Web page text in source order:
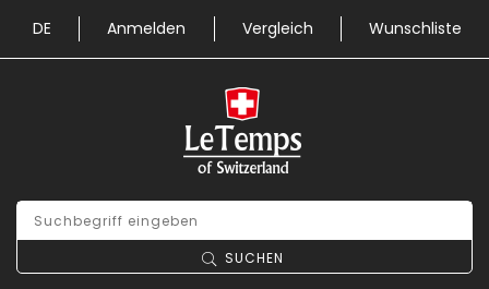
DE Anmelden Vergleich Wunschliste
SUCHEN